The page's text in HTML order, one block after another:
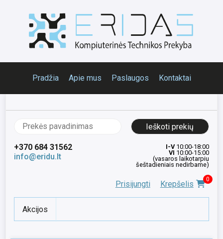
Pradžia Apie mus Paslaugos Kontaktai
Ieškoti:
+370 684 31562
info@eridu.lt
I-V10:00-18:00
VI 10:00-15:00
(vasaros laikotarpiu
šeštadieniais nedirbame)
Prisijungti Krepšelis 0
Akcijos